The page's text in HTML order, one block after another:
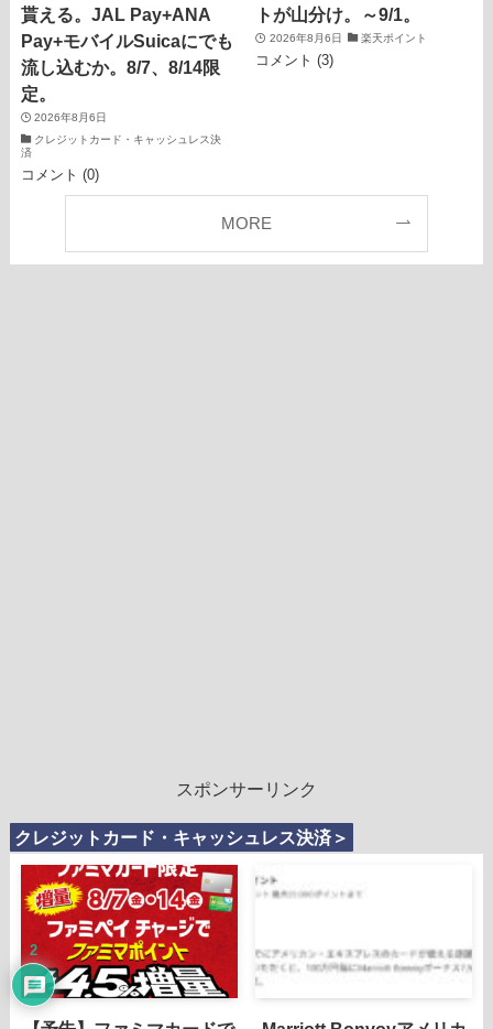
貰える。JAL Pay+ANA
Pay+モバイルSuicaにでも
流し込むか。8/7、8/14限
定。
2026年8月6日
クレジットカード・キャッシュレス決
済
コメント (0)
トが山分け。～9/1。
2026年8月6日 楽天ポイント
コメント (3)
MORE
スポンサーリンク
クレジットカード・キャッシュレス決済＞
2